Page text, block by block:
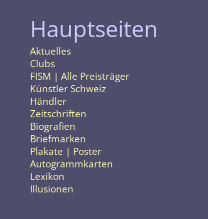
Hauptseiten
Aktuelles
Clubs
FISM | Alle Preisträger
Künstler Schweiz
Händler
Zeitschriften
Biografien
Briefmarken
Plakate | Poster
Autogrammkarten
Lexikon
Illusionen